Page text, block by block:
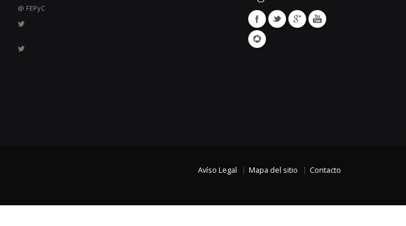
@ FEPyC
Avíso Legal Mapa del sitio Contacto